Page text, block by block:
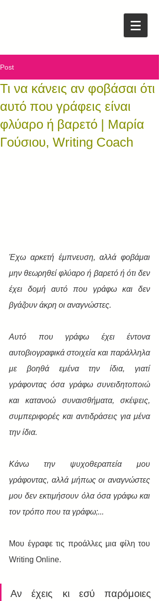
Post
Τι να κάνεις αν φοβάσαι ότι
αυτό που γράφεις είναι
φλύαρο ή βαρετό | Μαρία
Γούσιου, Writing Coach
Έχω αρκετή έμπνευση, αλλά φοβάμαι
μην θεωρηθεί φλύαρο ή βαρετό ή ότι δεν
έχει δομή αυτό που γράφω και δεν
βγάζουν άκρη οι αναγνώστες.
Αυτό που γράφω έχει έντονα
αυτοβιογραφικά στοιχεία και παράλληλα
με βοηθά εμένα την ίδια, γιατί
γράφοντας όσα γράφω συνειδητοποιώ
και κατανοώ συναισθήματα, σκέψεις,
συμπεριφορές και αντιδράσεις για μένα
την ίδια.
Κάνω την ψυχοθεραπεία μου
γράφοντας, αλλά μήπως οι αναγνώστες
μου δεν εκτιμήσουν όλα όσα γράφω και
τον τρόπο που τα γράφω;...
Mου έγραφε τις προάλλες μια φίλη του
Writing Online.
Αν έχεις κι εσύ παρόμοιες